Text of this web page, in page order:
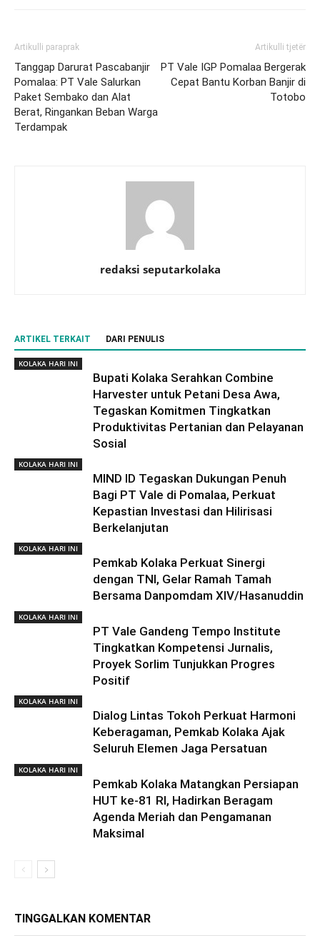
Artikulli paraprak
Tanggap Darurat Pascabanjir
Pomalaa: PT Vale Salurkan
Paket Sembako dan Alat
Berat, Ringankan Beban Warga
Terdampak
Artikulli tjetër
PT Vale IGP Pomalaa Bergerak
Cepat Bantu Korban Banjir di
Totobo
redaksi seputarkolaka
ARTIKEL TERKAIT DARI PENULIS
KOLAKA HARI INI
Bupati Kolaka Serahkan Combine
Harvester untuk Petani Desa Awa,
Tegaskan Komitmen Tingkatkan
Produktivitas Pertanian dan Pelayanan
Sosial
KOLAKA HARI INI
MIND ID Tegaskan Dukungan Penuh
Bagi PT Vale di Pomalaa, Perkuat
Kepastian Investasi dan Hilirisasi
Berkelanjutan
KOLAKA HARI INI
Pemkab Kolaka Perkuat Sinergi
dengan TNI, Gelar Ramah Tamah
Bersama Danpomdam XIV/Hasanuddin
KOLAKA HARI INI
PT Vale Gandeng Tempo Institute
Tingkatkan Kompetensi Jurnalis,
Proyek Sorlim Tunjukkan Progres
Positif
KOLAKA HARI INI
Dialog Lintas Tokoh Perkuat Harmoni
Keberagaman, Pemkab Kolaka Ajak
Seluruh Elemen Jaga Persatuan
KOLAKA HARI INI
Pemkab Kolaka Matangkan Persiapan
HUT ke-81 RI, Hadirkan Beragam
Agenda Meriah dan Pengamanan
Maksimal
TINGGALKAN KOMENTAR